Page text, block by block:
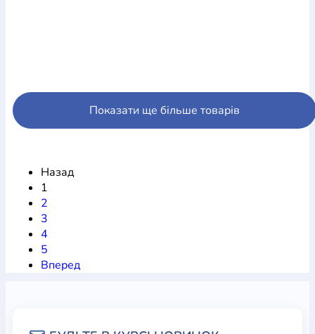
Показати ще більше товарів
Назад
1
2
3
4
5
Вперед